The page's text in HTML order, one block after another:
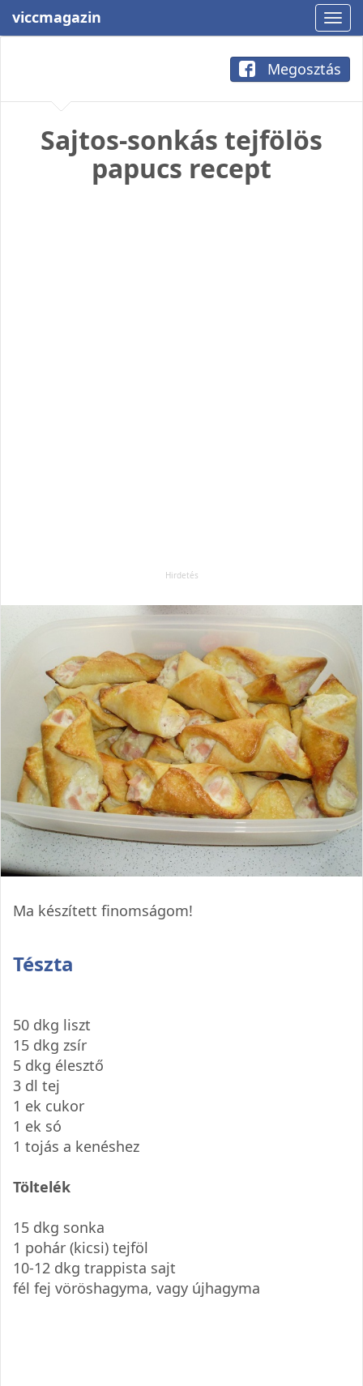
viccmagazin
Megosztás
Sajtos-sonkás tejfölös
papucs recept
Ma készített finomságom!
Tészta
50 dkg liszt
15 dkg zsír
5 dkg élesztő
3 dl tej
1 ek cukor
1 ek só
1 tojás a kenéshez
Töltelék
15 dkg sonka
1 pohár (kicsi) tejföl
10-12 dkg trappista sajt
fél fej vöröshagyma, vagy újhagyma